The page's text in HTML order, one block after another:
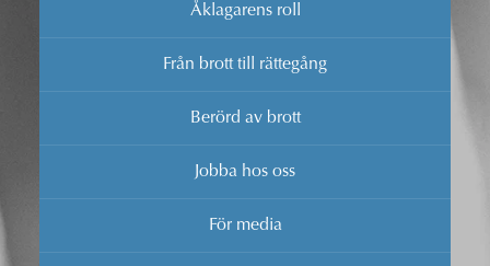
Åklagarens roll
Från brott till rättegång
Berörd av brott
Jobba hos oss
För media